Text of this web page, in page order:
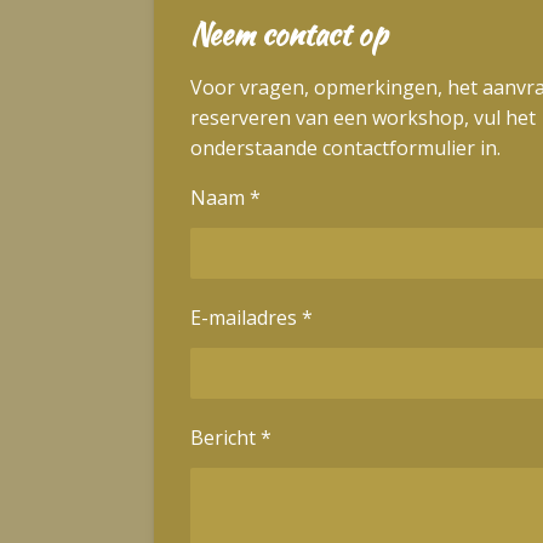
Neem contact op
Voor vragen, opmerkingen, het
reserveren van een workshop, vul het
onderstaande contactformulier in.
Naam *
E-mailadres *
Bericht *